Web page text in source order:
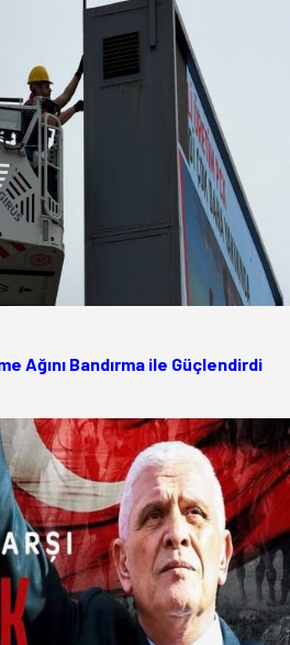
Ağını Bandırma ile Güçlendirdi